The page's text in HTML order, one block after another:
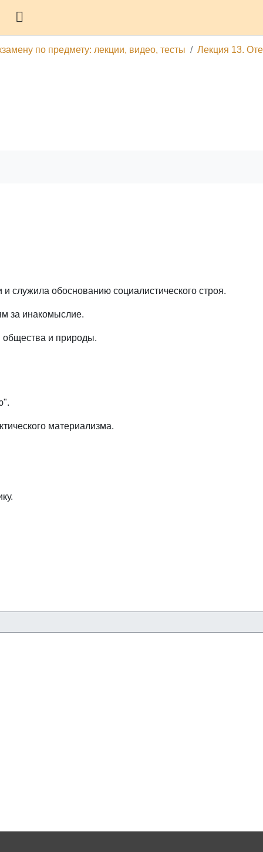
по предмету: лекции, видео, тесты Лекция 13.
служила обоснованию социалистического строя.
за инакомыслие.
общества и природы.
материализма.